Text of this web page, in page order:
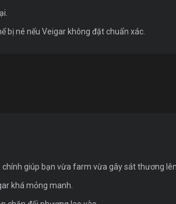
bị né nếu Veigar không đặt chuẩn xác.
giúp bạn vừa farm vừa gây sát thương
khá mỏng manh.